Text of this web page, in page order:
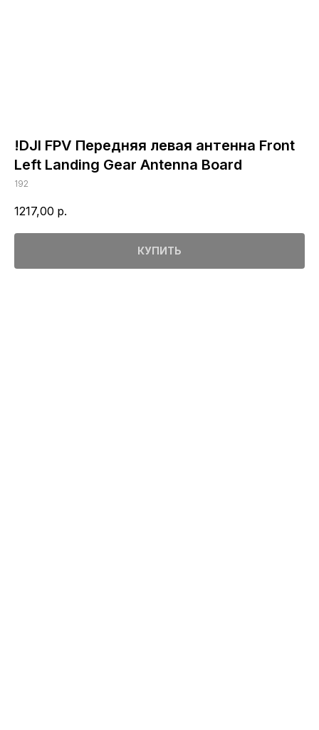
!DJI FPV Передняя левая антенна Front
Left Landing Gear Antenna Board
192
1217,00 р.
КУПИТЬ